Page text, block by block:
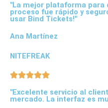
"La mejor plataforma para
proceso fue rápido y
usar Bind Tickets!"
Ana Martínez
NITEFREAK
"Excelente servicio al
mercado. La interfaz es